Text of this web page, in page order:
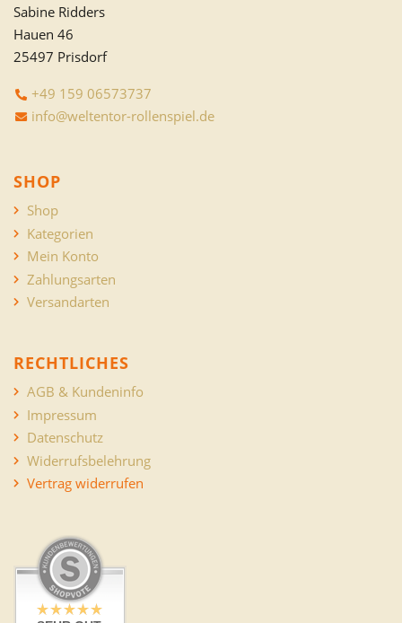
Sabine Ridders
Hauen 46
25497 Prisdorf
+49 159 06573737
info@weltentor-rollenspiel.de
SHOP
Shop
Kategorien
Mein Konto
Zahlungsarten
Versandarten
RECHTLICHES
AGB & Kundeninfo
Impressum
Datenschutz
Widerrufsbelehrung
Vertrag widerrufen